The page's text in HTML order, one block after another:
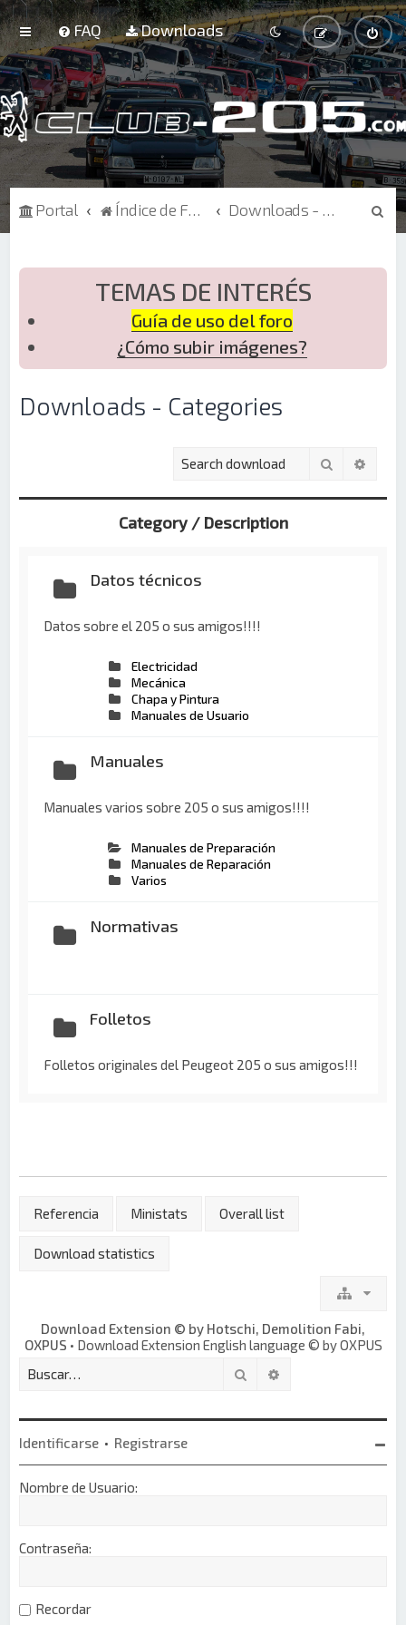
FAQ Downloads
Portal Índice de Foros Downloads - Categories
B
TEMAS DE INTERÉS
Guía de uso del foro
¿Cómo subir imágenes?
Downloads - Categories
Buscar
Category / Description
Datos técnicos
Datos sobre el 205 o sus amigos!!!!
Electricidad
Mecánica
Chapa y Pintura
Manuales de Usuario
Manuales
Manuales varios sobre 205 o sus amigos!!!!
Manuales de Preparación
Manuales de Reparación
Varios
Normativas
Folletos
Folletos originales del Peugeot 205 o sus amigos!!!
Referencia Ministats Overall list
Download statistics
Download Extension © by Hotschi, Demolition Fabi,
OXPUS • Download Extension English language © by OXPUS
Buscar
Identificarse • Registrarse
Nombre de Usuario:
Contraseña:
Recordar